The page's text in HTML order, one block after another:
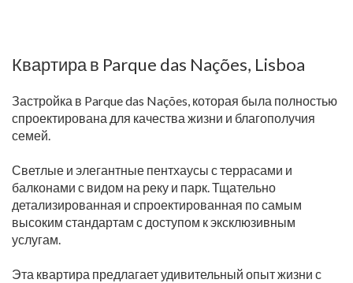
Квартира в Parque das Nações, Lisboa
Застройка в Parque das Nações, которая была полностью
спроектирована для качества жизни и благополучия
семей.
Светлые и элегантные пентхаусы с террасами и
балконами с видом на реку и парк. Тщательно
детализированная и спроектированная по самым
высоким стандартам с доступом к эксклюзивным
услугам.
Эта квартира предлагает удивительный опыт жизни с